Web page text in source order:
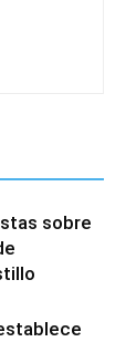
sobre